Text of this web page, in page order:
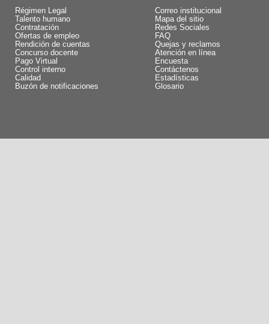
Régimen Legal
Talento humano
Contratación
Ofertas de empleo
Rendición de cuentas
Concurso docente
Pago Virtual
Control interno
Calidad
Buzón de notificaciones
Correo institucional
Mapa del sitio
Redes Sociales
FAQ
Quejas y reclamos
Atención en línea
Encuesta
Contáctenos
Estadísticas
Glosario